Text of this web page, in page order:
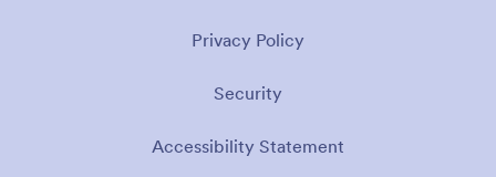
Privacy Policy
Security
Accessibility Statement